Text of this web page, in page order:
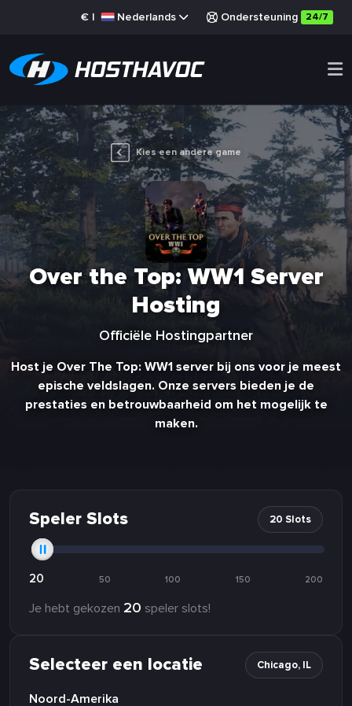
€ | Nederlands Ondersteuning 24/7
Kies een andere game
Over the Top: WW1 Server
Hosting
Officiële Hostingpartner
Host je Over The Top: WW1 server bij ons voor je meest
epische veldslagen. Onze servers bieden je de
prestaties en betrouwbaarheid om het mogelijk te
maken.
Speler Slots 20 Slots
20 50 100 150 200
Je hebt gekozen 20 speler slots!
Selecteer een locatie Chicago, IL
Noord-Amerika